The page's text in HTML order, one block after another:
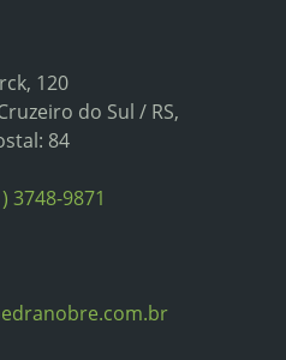
120
do Sul / RS,
84
3748-9871